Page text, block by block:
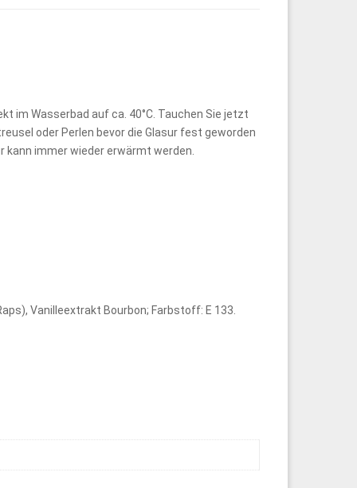
im Wasserbad auf ca. 40°C. Tauchen Sie jetzt
oder Perlen bevor die Glasur fest geworden
kann immer wieder erwärmt werden.
Vanilleextrakt Bourbon; Farbstoff: E 133.